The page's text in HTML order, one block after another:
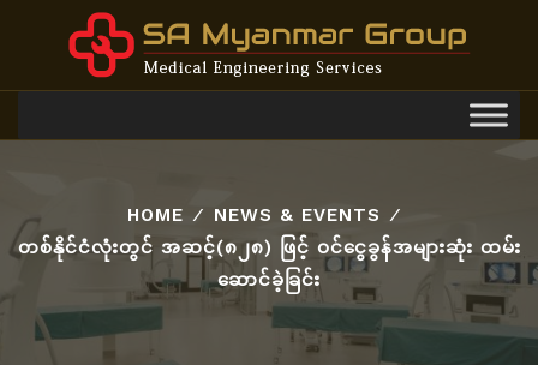
HOME ⁄ NEWS & EVENTS
⁄
တစ်နိုင်ငံလုံးတွင် အဆင့်(၈၂၈) ဖြင့် ဝင်ငွေခွန်အများဆုံး ထမ်း
ဆောင်ခဲ့ခြင်း